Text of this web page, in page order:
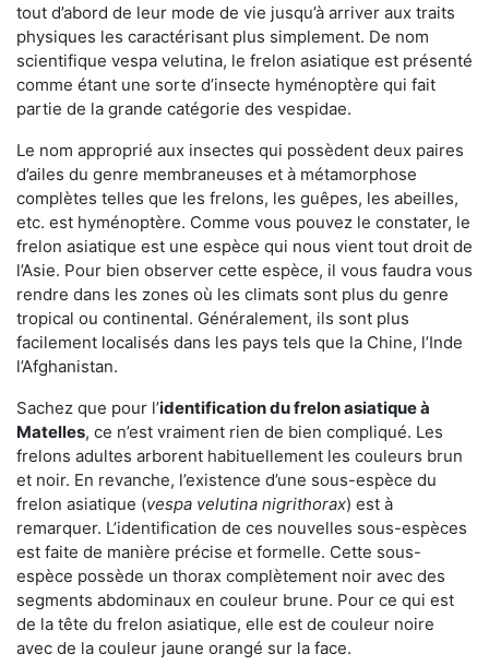
tout d’abord de leur mode de vie jusqu’à arriver aux traits
physiques les caractérisant plus simplement. De nom
scientifique vespa velutina, le frelon asiatique est présenté
comme étant une sorte d’insecte hyménoptère qui fait
partie de la grande catégorie des vespidae.
Le nom approprié aux insectes qui possèdent deux paires
d’ailes du genre membraneuses et à métamorphose
complètes telles que les frelons, les guêpes, les abeilles,
etc. est hyménoptère. Comme vous pouvez le constater, le
frelon asiatique est une espèce qui nous vient tout droit de
l’Asie. Pour bien observer cette espèce, il vous faudra vous
rendre dans les zones où les climats sont plus du genre
tropical ou continental. Généralement, ils sont plus
facilement localisés dans les pays tels que la Chine, l’Inde
l’Afghanistan.
Sachez que pour l’identification du frelon asiatiqueà
Matelles, ce n’est vraiment rien de bien compliqué. Les
frelons adultes arborent habituellement les couleurs brun
et noir. En revanche, l’existence d’une sous-espèce du
frelon asiatique (vespa velutina nigrithorax) est à
remarquer. L’identification de ces nouvelles sous-espèces
est faite de manière précise et formelle. Cette sous-
espèce possède un thorax complètement noir avec des
segments abdominaux en couleur brune. Pour ce qui est
de la tête du frelon asiatique, elle est de couleur noire
avec de la couleur jaune orangé sur la face.